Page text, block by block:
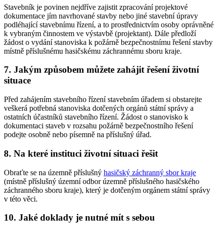
Stavebník je povinen nejdříve zajistit zpracování projektové
dokumentace jím navrhované stavby nebo jiné stavební úpravy
podléhající stavebnímu řízení, a to prostřednictvím osoby oprávněné
k vybraným činnostem ve výstavbě (projektant). Dále předloží
žádost o vydání stanoviska k požárně bezpečnostnímu řešení stavby
místně příslušnému hasičskému záchrannému sboru kraje.
7. Jakým způsobem můžete zahájit řešení životní
situace
Před zahájením stavebního řízení stavebním úřadem si obstarejte
veškerá potřebná stanoviska dotčených orgánů státní správy a
ostatních účastníků stavebního řízení. Žádost o stanovisko k
dokumentaci staveb v rozsahu požárně bezpečnostního řešení
podejte osobně nebo písemně na příslušný úřad.
8. Na které instituci životní situaci řešit
Obraťte se na územně příslušný hasičský záchranný sbor kraje
(místně příslušný územní odbor územně příslušného hasičského
záchranného sboru kraje), který je dotčeným orgánem státní správy
v této věci.
10. Jaké doklady je nutné mít s sebou